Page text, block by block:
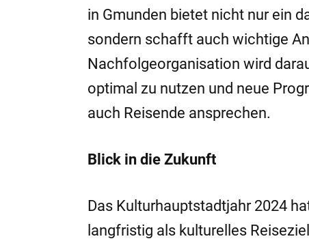
in Gmunden bietet nicht nur ein
sondern schafft auch wichtige
Nachfolgeorganisation wird
optimal zu nutzen und neue
auch Reisende ansprechen.
Blick in die Zukunft
Das Kulturhauptstadtjahr 2024
langfristig als kulturelles